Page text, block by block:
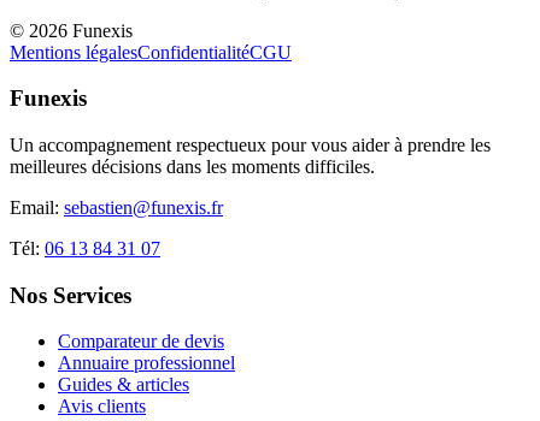
© 2026 Funexis
Mentions légalesConfidentialitéCGU
Funexis
Un accompagnement respectueux pour vous aider à prendre les
meilleures décisions dans les moments difficiles.
Email: sebastien@funexis.fr
Tél: 06 13 84 31 07
Nos Services
Comparateur de devis
Annuaire professionnel
Guides & articles
Avis clients